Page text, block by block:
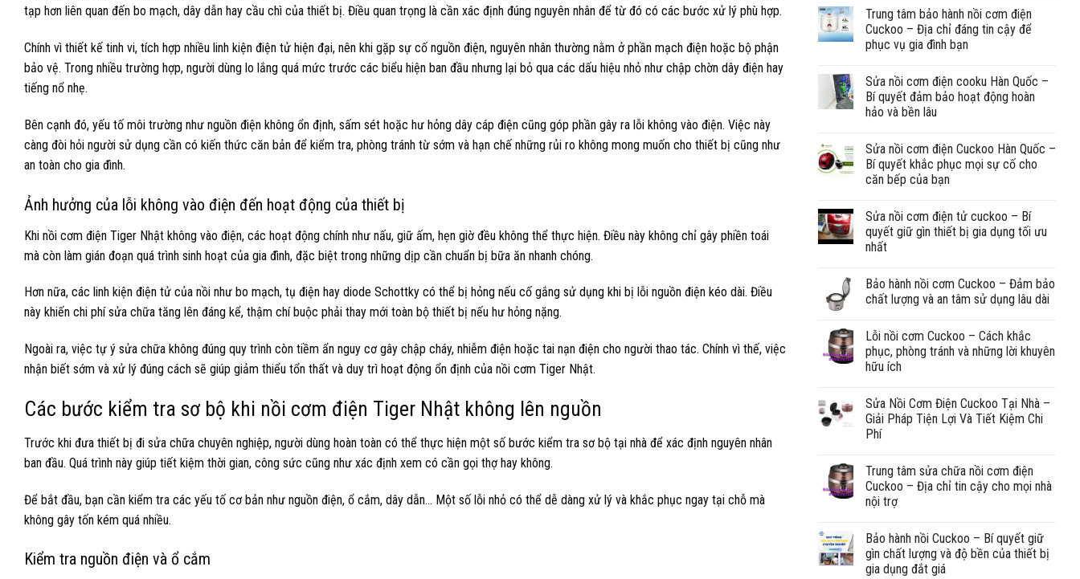
tạp hơn liên quan đến bo mạch, dây dẫn hay cầu chì của thiết bị. Điều quan trọng là cần xác định đúng nguyên nhân để từ đó có các bước xử lý phù hợp.
Chính vì thiết kế tinh vi, tích hợp nhiều linh kiện điện tử hiện đại, nên khi gặp sự cố nguồn điện, nguyên nhân thường nằm ở phần mạch điện hoặc bộ phận
bảo vệ. Trong nhiều trường hợp, người dùng lo lắng quá mức trước các biểu hiện ban đầu nhưng lại bỏ qua các dấu hiệu nhỏ như chập chờn dây điện hay
tiếng nổ nhẹ.
Bên cạnh đó, yếu tố môi trường như nguồn điện không ổn định, sấm sét hoặc hư hỏng dây cáp điện cũng góp phần gây ra lỗi không vào điện. Việc này
càng đòi hỏi người sử dụng cần có kiến thức căn bản để kiểm tra, phòng tránh từ sớm và hạn chế những rủi ro không mong muốn cho thiết bị cũng như
an toàn cho gia đình.
Ảnh hưởng của lỗi không vào điện đến hoạt động của thiết bị
Khi nồi cơm điện Tiger Nhật không vào điện, các hoạt động chính như nấu, giữ ấm, hẹn giờ đều không thể thực hiện. Điều này không chỉ gây phiền toái
mà còn làm gián đoạn quá trình sinh hoạt của gia đình, đặc biệt trong những dịp cần chuẩn bị bữa ăn nhanh chóng.
Hơn nữa, các linh kiện điện tử của nồi như bo mạch, tụ điện hay diode Schottky có thể bị hỏng nếu cố gắng sử dụng khi bị lỗi nguồn điện kéo dài. Điều
này khiến chi phí sửa chữa tăng lên đáng kể, thậm chí buộc phải thay mới toàn bộ thiết bị nếu hư hỏng nặng.
Ngoài ra, việc tự ý sửa chữa không đúng quy trình còn tiềm ẩn nguy cơ gây chập cháy, nhiễm điện hoặc tai nạn điện cho người thao tác. Chính vì thế, việc
nhận biết sớm và xử lý đúng cách sẽ giúp giảm thiểu tổn thất và duy trì hoạt động ổn định của nồi cơm Tiger Nhật.
Các bước kiểm tra sơ bộ khi nồi cơm điện Tiger Nhật không lên nguồn
Trước khi đưa thiết bị đi sửa chữa chuyên nghiệp, người dùng hoàn toàn có thể thực hiện một số bước kiểm tra sơ bộ tại nhà để xác định nguyên nhân
ban đầu. Quá trình này giúp tiết kiệm thời gian, công sức cũng như xác định xem có cần gọi thợ hay không.
Để bắt đầu, bạn cần kiểm tra các yếu tố cơ bản như nguồn điện, ổ cắm, dây dẫn… Một số lỗi nhỏ có thể dễ dàng xử lý và khắc phục ngay tại chỗ mà
không gây tốn kém quá nhiều.
Kiểm tra nguồn điện và ổ cắm
Trung tâm bảo hành nồi cơm điện
Cuckoo – Địa chỉ đáng tin cậy để
phục vụ gia đình bạn
Sửa nồi cơm điện cooku Hàn Quốc –
Bí quyết đảm bảo hoạt động hoàn
hảo và bền lâu
Sửa nồi cơm điện Cuckoo Hàn Quốc –
Bí quyết khắc phục mọi sự cố cho
căn bếp của bạn
Sửa nồi cơm điện tử cuckoo – Bí
quyết giữ gìn thiết bị gia dụng tối ưu
nhất
Bảo hành nồi cơm Cuckoo – Đảm bảo
chất lượng và an tâm sử dụng lâu dài
Lỗi nồi cơm Cuckoo – Cách khắc
phục, phòng tránh và những lời khuyên
hữu ích
Sửa Nồi Cơm Điện Cuckoo Tại Nhà –
Giải Pháp Tiện Lợi Và Tiết Kiệm Chi
Phí
Trung tâm sửa chữa nồi cơm điện
Cuckoo – Địa chỉ tin cậy cho mọi nhà
nội trợ
Bảo hành nồi Cuckoo – Bí quyết giữ
gìn chất lượng và độ bền của thiết bị
gia dụng đắt giá